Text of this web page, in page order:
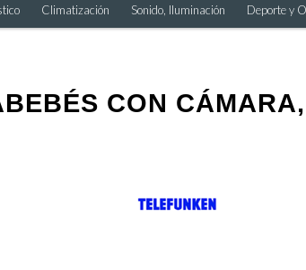
Climatización Sonido, Iluminación Deporte y
CON